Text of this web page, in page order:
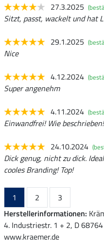
27.3.2025
Sitzt, passt, wackelt und hat
29.1.2025
Nice
4.12.2024
Super angenehm
4.11.2024
Einwandfrei! Wie beschrieben!
24.10.2024
Dick genug, nicht zu dick.
cooles Branding! Top!
1 2
3
Herstellerinformationen:
4. Industriestr. 1 + 2, D
www.kraemer.de